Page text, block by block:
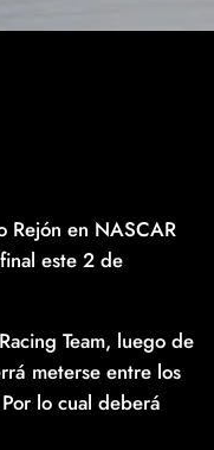
Rejón en NASCAR
este 2 de
Team, luego de
meterse entre los
lo cual deberá